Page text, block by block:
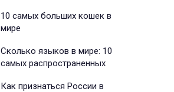
10 самых больших кошек в
мире
Сколько языков в мире: 10
самых распространенных
Как признаться России в